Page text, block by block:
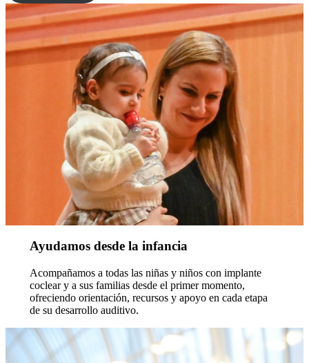
Ayudamos desde la infancia
Acompañamos a todas las niñas y niños con implante
coclear y a sus familias desde el primer momento,
ofreciendo orientación, recursos y apoyo en cada etapa
de su desarrollo auditivo.